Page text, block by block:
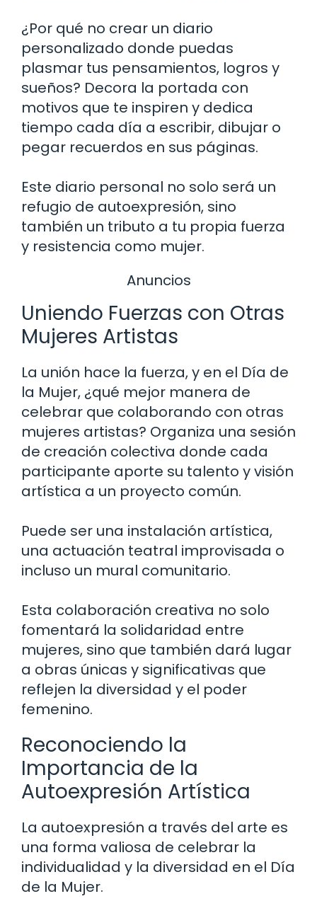
¿Por qué no crear un diario
personalizado donde puedas
plasmar tus pensamientos, logros y
sueños? Decora la portada con
motivos que te inspiren y dedica
tiempo cada día a escribir, dibujar o
pegar recuerdos en sus páginas.
Este diario personal no solo será un
refugio de autoexpresión, sino
también un tributo a tu propia fuerza
y resistencia como mujer.
Anuncios
Uniendo Fuerzas con Otras
Mujeres Artistas
La unión hace la fuerza, y en el Día de
la Mujer, ¿qué mejor manera de
celebrar que colaborando con otras
mujeres artistas? Organiza una sesión
de creación colectiva donde cada
participante aporte su talento y visión
artística a un proyecto común.
Puede ser una instalación artística,
una actuación teatral improvisada o
incluso un mural comunitario.
Esta colaboración creativa no solo
fomentará la solidaridad entre
mujeres, sino que también dará lugar
a obras únicas y significativas que
reflejen la diversidad y el poder
femenino.
Reconociendo la
Importancia de la
Autoexpresión Artística
La autoexpresión a través del arte es
una forma valiosa de celebrar la
individualidad y la diversidad en el Día
de la Mujer.